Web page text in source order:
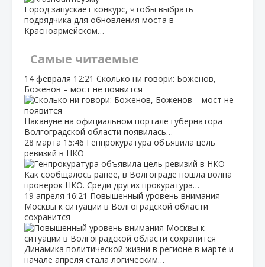
Город запускает конкурс, чтобы выбрать
подрядчика для обновления моста в
Красноармейском…
Самые читаемые
14 февраля 12:21 Сколько ни говори: Боженов,
Боженов – мост не появится
Накануне на официальном портале губернатора
Волгоградской области появилась…
28 марта 15:46 Генпрокуратура объявила цель
ревизий в НКО
Как сообщалось ранее, в Волгограде пошла волна
проверок НКО. Среди других прокуратура…
19 апреля 16:21 Повышенный уровень внимания
Москвы к ситуации в Волгоградской области
сохранится
Динамика политической жизни в регионе в марте и
начале апреля стала логическим…